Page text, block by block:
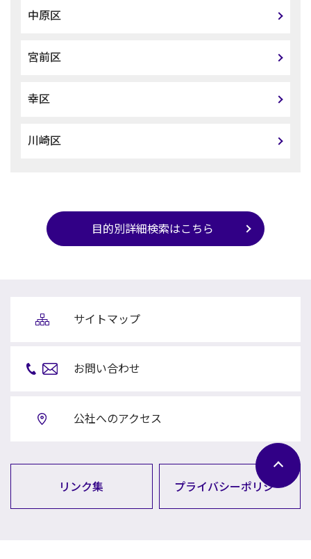
中原区
宮前区
幸区
川崎区
目的別詳細検索はこちら
サイトマップ
お問い合わせ
公社へのアクセス
リンク集 プライバシーポリシー